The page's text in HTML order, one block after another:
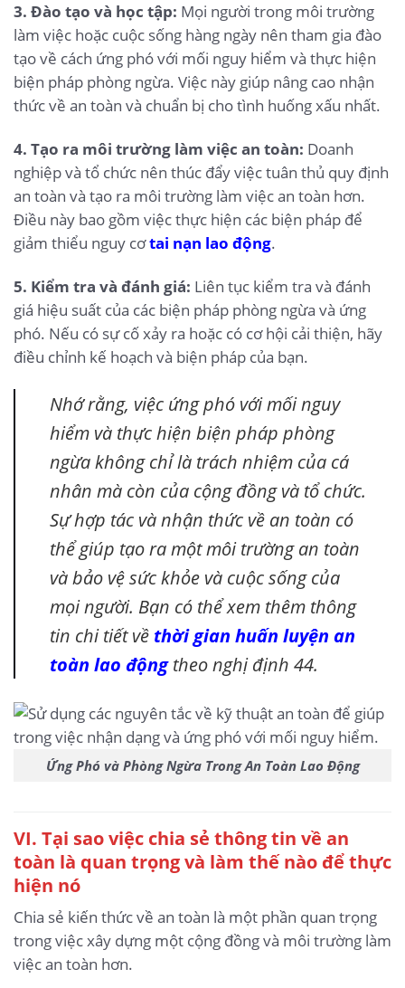
3. Đào tạo và học tập: Mọi người trong môi trường
làm việc hoặc cuộc sống hàng ngày nên tham gia đào
tạo về cách ứng phó với mối nguy hiểm và thực hiện
biện pháp phòng ngừa. Việc này giúp nâng cao nhận
thức về an toàn và chuẩn bị cho tình huống xấu nhất.
4. Tạo ra môi trường làm việc an toàn: Doanh
nghiệp và tổ chức nên thúc đẩy việc tuân thủ quy định
an toàn và tạo ra môi trường làm việc an toàn hơn.
Điều này bao gồm việc thực hiện các biện pháp để
giảm thiểu nguy cơtai nạn lao động.
5. Kiểm tra và đánh giá: Liên tục kiểm tra và đánh
giá hiệu suất của các biện pháp phòng ngừa và ứng
phó. Nếu có sự cố xảy ra hoặc có cơ hội cải thiện, hãy
điều chỉnh kế hoạch và biện pháp của bạn.
Nhớ rằng, việc ứng phó với mối nguy
hiểm và thực hiện biện pháp phòng
ngừa không chỉ là trách nhiệm của cá
nhân mà còn của cộng đồng và tổ chức.
Sự hợp tác và nhận thức về an toàn có
thể giúp tạo ra một môi trường an toàn
và bảo vệ sức khỏe và cuộc sống của
mọi người. Bạn có thể xem thêm thông
tin chi tiết về thời gian huấn luyện an
toàn lao độngtheo nghị định 44.
Ứng Phó và Phòng Ngừa Trong An Toàn Lao Động
VI. Tại sao việc chia sẻ thông tin về an
toàn là quan trọng và làm thế nào để thực
hiện nó
Chia sẻ kiến thức về an toàn là một phần quan trọng
trong việc xây dựng một cộng đồng và môi trường làm
việc an toàn hơn.